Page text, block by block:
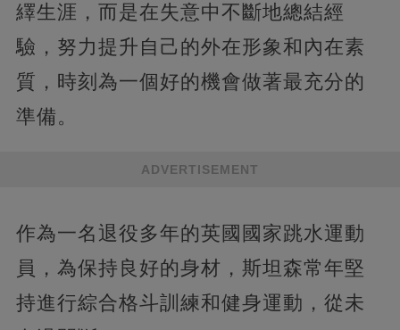
繹生涯，而是在失意中不斷地總結經
驗，努力提升自己的外在形象和內在素
質，時刻為一個好的機會做著最充分的
準備。
ADVERTISEMENT
作為一名退役多年的英國國家跳水運動
員，為保持良好的身材，斯坦森常年堅
持進行綜合格斗訓練和健身運動，從未